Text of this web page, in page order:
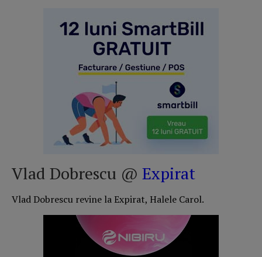
Vlad Dobrescu @ Expirat
Vlad Dobrescu revine la Expirat, Halele Carol.